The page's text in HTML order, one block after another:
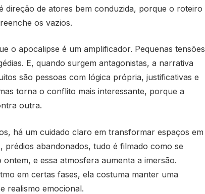
direção de atores bem conduzida, porque o roteiro
os vazios.
o apocalipse é um amplificador. Pequenas tensões
E, quando surgem antagonistas, a narrativa
são pessoas com lógica própria, justificativas e
torna o conflito mais interessante, porque a
outra.
há um cuidado claro em transformar espaços em
prédios abandonados, tudo é filmado como se
e essa atmosfera aumenta a imersão.
em certas fases, ela costuma manter uma
realismo emocional.